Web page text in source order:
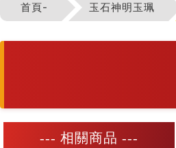
首頁- 玉石神明玉珮
--- 相關商品 ---